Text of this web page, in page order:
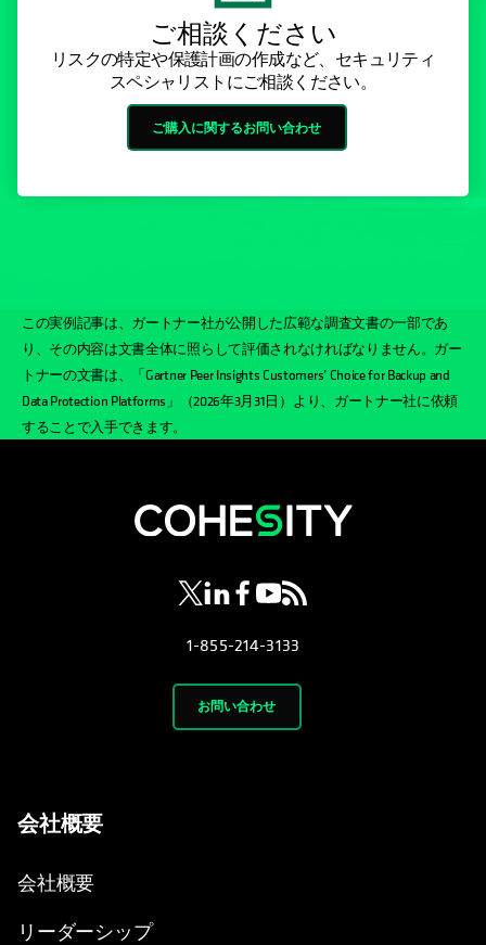
ご相談ください
リスクの特定や保護計画の作成など、セキュリティ
スペシャリストにご相談ください。
ご購入に関するお問い合わせ
この実例記事は、ガートナー社が公開した広範な調査文書の一部であ
り、その内容は文書全体に照らして評価されなければなりません。ガー
トナーの文書は、「Gartner Peer Insights Customers’ Choice for Backup and
Data Protection Platforms」（2026年3月31日）より、ガートナー社に依頼
することで入手できます。
新しいタブで開く
新しいタブで開く
新しいタブで開く
新しいタブで開く
新しいタブで開く
1-855-214-3133
お問い合わせ
会社概要
会社概要
リーダーシップ